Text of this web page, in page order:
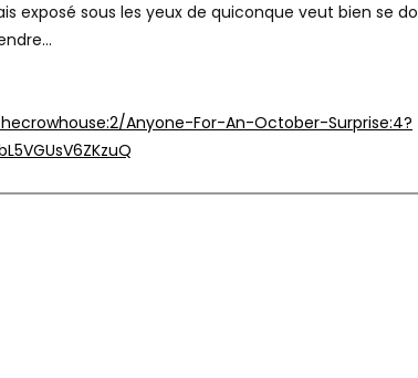
exposé sous les yeux de quiconque veut bien se
Anyone-For-An-October-Surprise:4?